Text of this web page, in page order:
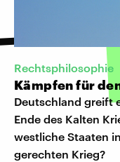
Rechtsphilosophie
Kämpfen für
Deutschland greift
Ende des Kalten
westliche Staaten
gerechten Krieg?